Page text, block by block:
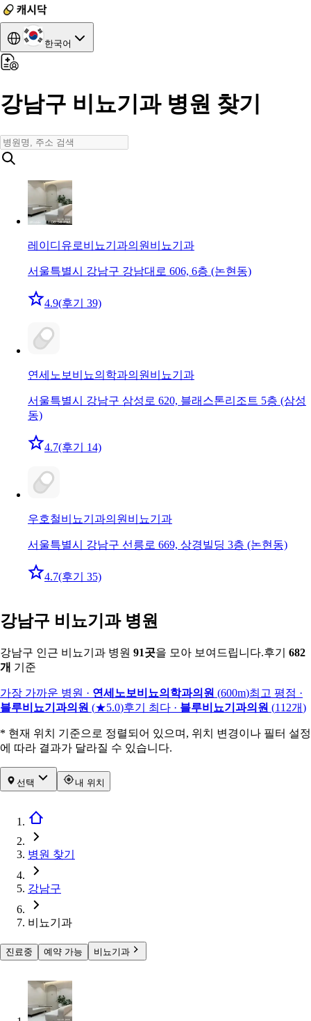
한국어
강남구 비뇨기과 병원 찾기
레이디유로비뇨기과의원 비뇨기과
서울특별시 강남구 강남대로 606, 6층 (논현동)
4.9(후기 39)
연세노보비뇨의학과의원 비뇨기과
서울특별시 강남구 삼성로 620, 블래스톤리조트 5층 (삼성
동)
4.7(후기 14)
우호철비뇨기과의원 비뇨기과
서울특별시 강남구 선릉로 669, 상경빌딩 3층 (논현동)
4.7(후기 35)
강남구 비뇨기과 병원
강남구 인근 비뇨기과 병원 91곳을 모아 보여드립니다.후기
682
개 기준
가장 가까운 병원 · 연세노보비뇨의학과의원 (600m)최고 평점 ·
블루비뇨기과의원 (★5.0)후기 최다 · 블루비뇨기과의원 (112개)
* 현재 위치 기준으로 정렬되어 있으며, 위치 변경이나 필터 설정
에 따라 결과가 달라질 수 있습니다.
선택 내 위치
병원 찾기
강남구
비뇨기과
진료중 예약 가능 비뇨기과